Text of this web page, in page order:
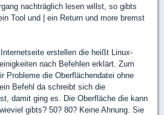
nachträglich lesen willst, so gibts
Tool und | ein Return und more bremst
erstellen die heißt Linux-
nach Befehlen erklärt. Zum
Probleme die Oberflächendatei ohne
Befehl da schreibt sich die
damit ging es. Die Oberfläche die kann
gibts? 50? 80? Keine Ahnung. Sie